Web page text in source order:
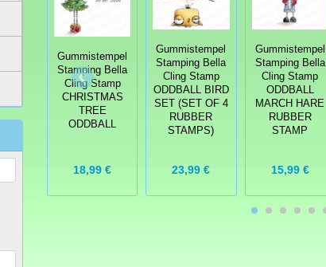
Gummistempel
Stamping Bella
Cling Stamp
CHRISTMAS
TREE
ODDBALL
18,99 €
Gummistempel
Stamping Bella
Cling Stamp
ODDBALL BIRD
SET (SET OF 4
RUBBER
STAMPS)
23,99 €
Gummistempel
Stamping Bella
Cling Stamp
ODDBALL
MARCH HARE
RUBBER
STAMP
15,99 €